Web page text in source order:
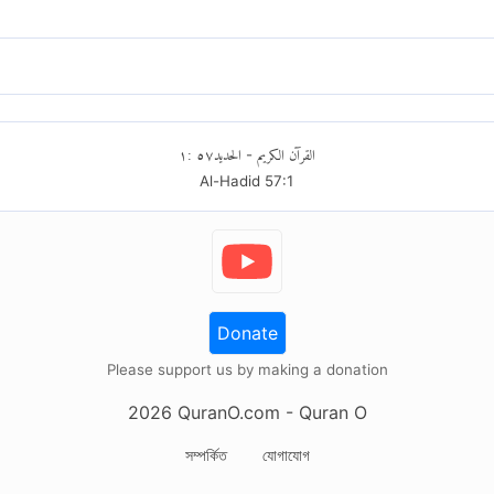
পবিত্রতা ও মাহত্ম্য বর্ণনা করেছে। তিনি সেই প্ররাক্রমশালী যাঁকে কেউ পরাস্ত
القرآن الكريم - الحديد٥٧:١
Al-Hadid 57:1
Donate
Please support us by making a donation
2026 QuranO.com - Quran O
সম্পর্কিত যোগাযোগ